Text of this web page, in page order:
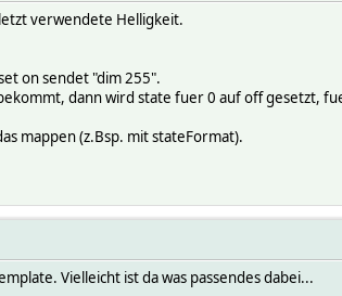
verwendete Helligkeit.
on sendet "dim 255".
dann wird state fuer 0 auf off gesetzt,
mappen (z.Bsp. mit stateFormat).
Vielleicht ist da was passendes dabei...